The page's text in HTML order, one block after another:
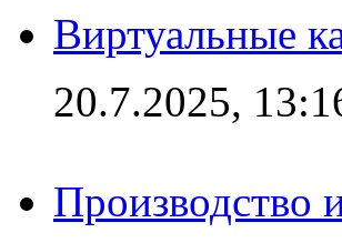
Виртуальные
20.7.2025,
Производство